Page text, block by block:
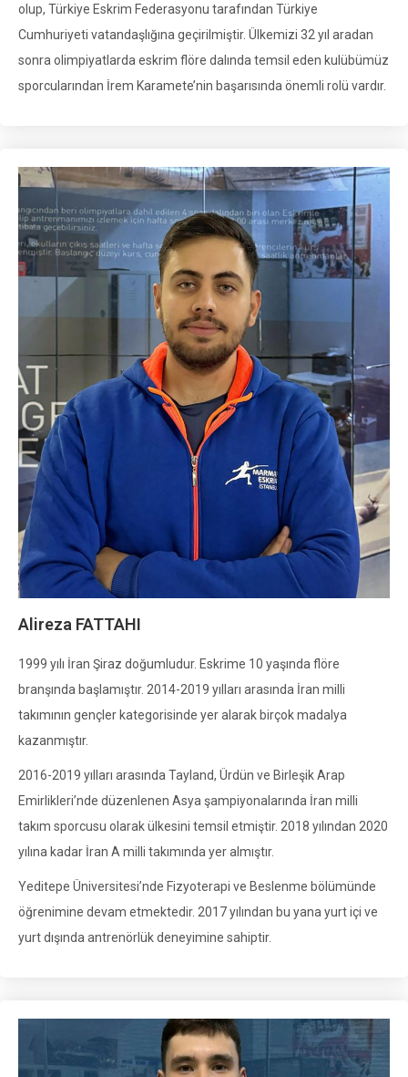
olup, Türkiye Eskrim Federasyonu tarafından Türkiye
Cumhuriyeti vatandaşlığına geçirilmiştir. Ülkemizi 32 yıl aradan
sonra olimpiyatlarda eskrim flöre dalında temsil eden kulübümüz
sporcularından İrem Karamete’nin başarısında önemli rolü vardır.
Alireza FATTAHI
1999 yılı İran Şiraz doğumludur. Eskrime 10 yaşında flöre
branşında başlamıştır. 2014-2019 yılları arasında İran milli
takımının gençler kategorisinde yer alarak birçok madalya
kazanmıştır.
2016-2019 yılları arasında Tayland, Ürdün ve Birleşik Arap
Emirlikleri’nde düzenlenen Asya şampiyonalarında İran milli
takım sporcusu olarak ülkesini temsil etmiştir. 2018 yılından 2020
yılına kadar İran A milli takımında yer almıştır.
Yeditepe Üniversitesi’nde Fizyoterapi ve Beslenme bölümünde
öğrenimine devam etmektedir. 2017 yılından bu yana yurt içi ve
yurt dışında antrenörlük deneyimine sahiptir.